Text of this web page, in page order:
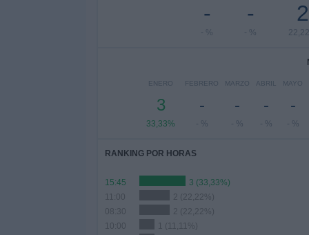
-
- %
-
- %
2
ENERO
3
33,33%
FEBRERO
-
- %
MARZO
-
- %
ABRIL
-
- %
MAYO
-
- %
RANKING POR HORAS
15:45
3 (33,33%)
2 (22,22%)
08:30
2 (22,22%)
1 (11,11%)